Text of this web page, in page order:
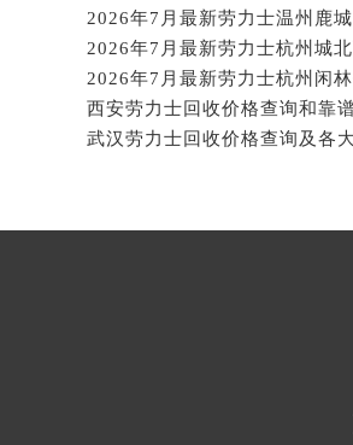
2026年7月最新劳力士杭州城
2026年7月最新劳力士杭州闲